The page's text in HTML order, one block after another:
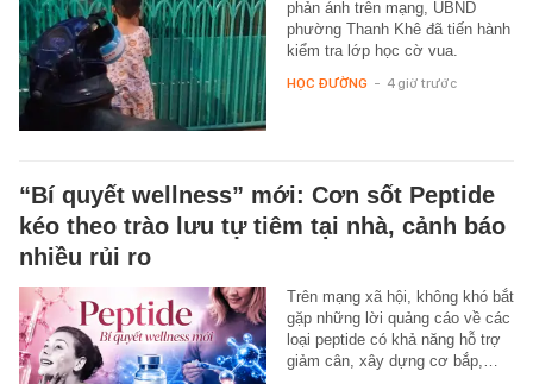
phản ánh trên mạng, UBND
phường Thanh Khê đã tiến hành
kiểm tra lớp học cờ vua.
HỌC ĐƯỜNG - 4 giờ trước
“Bí quyết wellness” mới: Cơn sốt Peptide
kéo theo trào lưu tự tiêm tại nhà, cảnh báo
nhiều rủi ro
Trên mạng xã hội, không khó bắt
gặp những lời quảng cáo về các
loại peptide có khả năng hỗ trợ
giảm cân, xây dựng cơ bắp,…